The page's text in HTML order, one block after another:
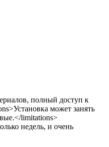
полный доступ к
может занять
limitations>
недель, и очень